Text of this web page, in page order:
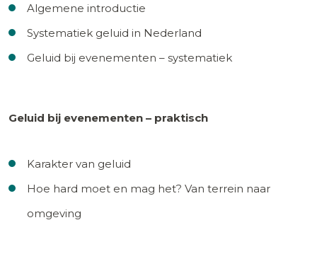
Algemene introductie
Systematiek geluid in Nederland
Geluid bij evenementen – systematiek
Geluid bij evenementen – praktisch
Karakter van geluid
Hoe hard moet en mag het? Van terrein naar
omgeving